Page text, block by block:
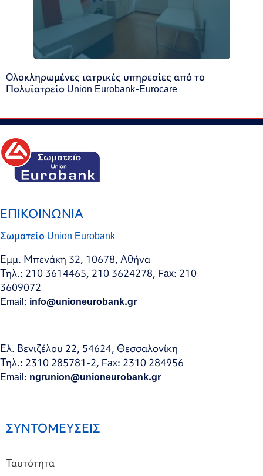
Oλοκληρωμένες ιατρικές υπηρεσίες από το
Πολυϊατρείο Union Eurobank-Eurocare
ΕΠΙΚΟΙΝΩΝΙΑ
Σωματείο Union Eurobank
Εμμ. Μπενάκη 32, 10678, Αθήνα
Τηλ.: 210 3614465, 210 3624278, Fax: 210
3609072
Email: info@unioneurobank.gr
Ελ. Βενιζέλου 22, 54624, Θεσσαλονίκη
Τηλ.: 2310 285781-2, Fax: 2310 284956
Email: ngrunion@unioneurobank.gr
ΣΥΝΤΟΜΕΥΣΕΙΣ
Ταυτότητα